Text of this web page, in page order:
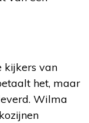
kijkers van
het, maar
Wilma